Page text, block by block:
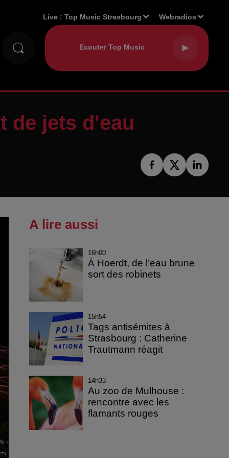
Live :Top Music Strasbourg Webradios
de jets d'eau
A lire aussi
16h00
À Hoerdt, de l’eau brune
sort des robinets
15h54
Tags antisémites à
Strasbourg : Catherine
Trautmann réagit
14h33
Au zoo de Mulhouse :
rencontre avec les
flamants rouges